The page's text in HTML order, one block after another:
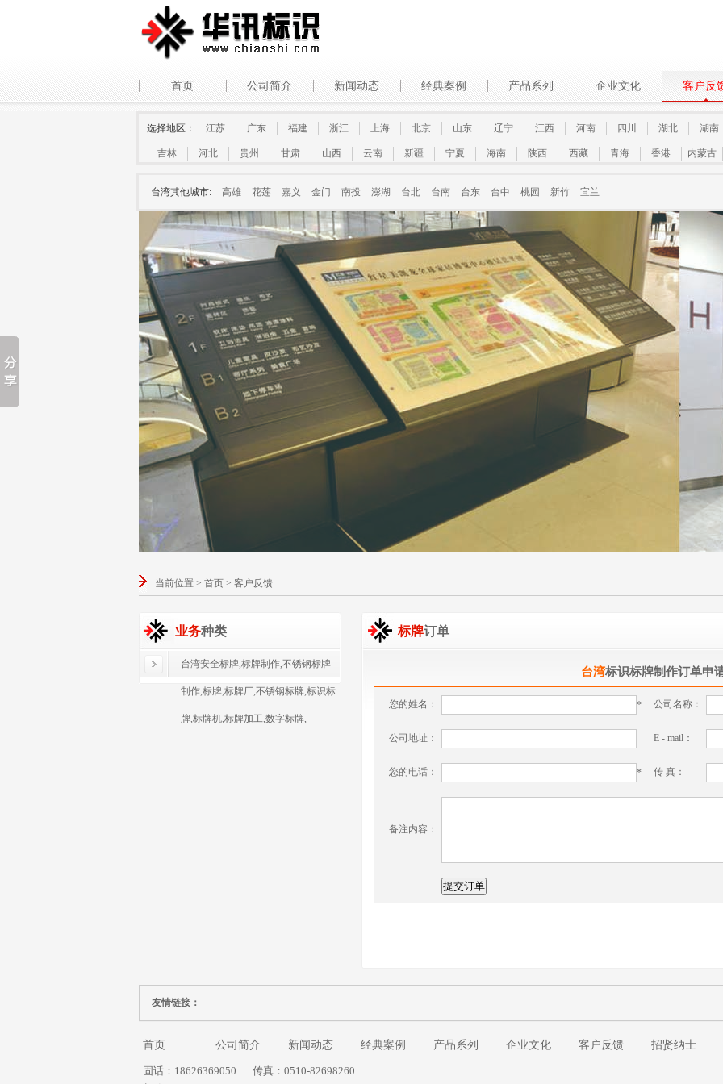
首页 公司简介 新闻动态 经典案例 产品系列 企业文化 客户反
选择地区： 江苏 广东 福建 浙江 上海 北京 山东 辽宁 江西 河南 四川 湖北 湖南
吉林 河北 贵州 甘肃 山西 云南 新疆 宁夏 海南 陕西 西藏 青海 香港 内蒙古
台湾其他城市: 高雄 花莲 嘉义 金门 南投 澎湖 台北 台南 台东 台中 桃园 新竹 宜兰
当前位置 > 首页 > 客户反馈
业务种类
台湾安全标牌,标牌制作,不锈钢标牌
制作,标牌,标牌厂,不锈钢标牌,标识标
牌,标牌机,标牌加工,数字标牌,
标牌订单
台湾标识标牌制作订单申
您的姓名： * 公司名称：
公司地址： E - mail：
您的电话： * 传 真：
备注内容：
友情链接：
首页 公司简介 新闻动态 经典案例 产品系列 企业文化 客户反馈 招贤纳士
固话：18626369050
传真：0510-82698260